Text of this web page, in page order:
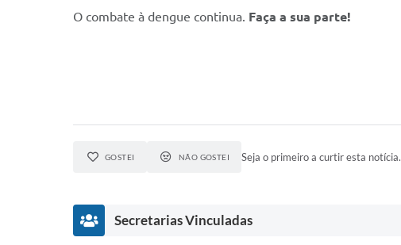
O combate à dengue continua. Faça a sua parte!
GOSTEI NÃO GOSTEI Seja o primeiro a curtir esta notícia.
Secretarias Vinculadas